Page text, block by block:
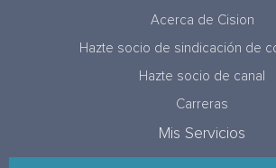
Acerca de Cision
Hazte socio de sindicación de
Hazte socio de canal
Carreras
Mis Servicios